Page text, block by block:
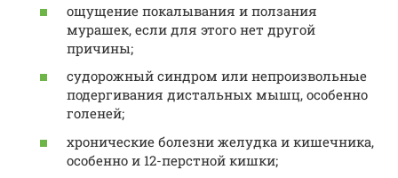
ощущение покалывания и ползания
мурашек, если для этого нет другой
причины;
судорожный синдром или непроизвольные
подергивания дистальных мышц, особенно
голеней;
хронические болезни желудка и кишечника,
особенно и 12-перстной кишки;